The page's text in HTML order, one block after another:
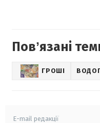
Повʼязані
ГРОШІ
E-mail редакції